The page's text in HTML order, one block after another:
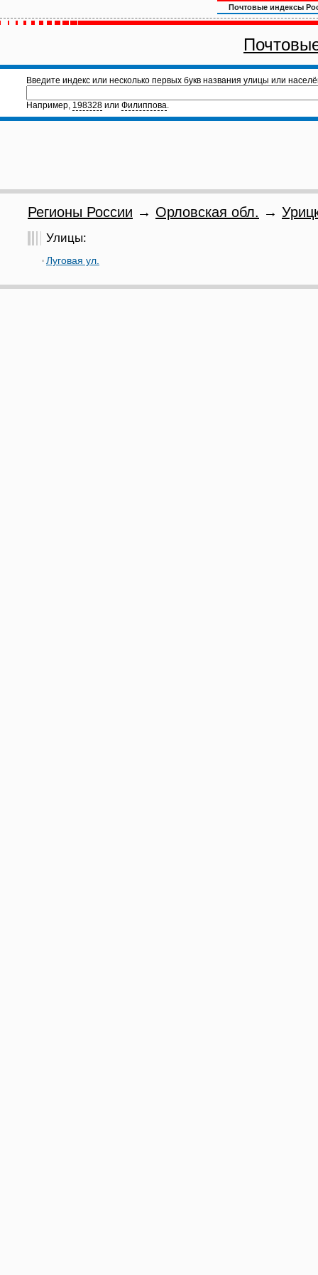
Почтовые индексы
Введите индекс или несколько первых букв названия улицы или
Например, 198328 или Филиппова.
Регионы России → Орловская обл. →
Улицы:
Луговая ул.